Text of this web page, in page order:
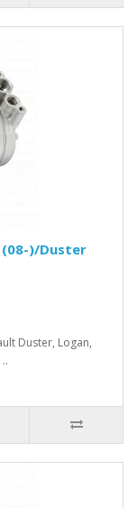
)/Duster
Duster, Logan,